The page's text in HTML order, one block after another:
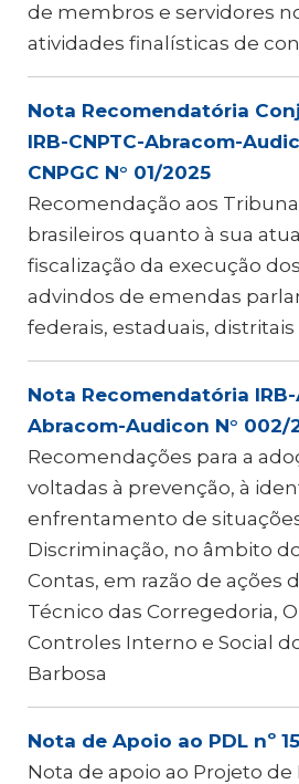
de membros e servidores
atividades finalísticas de
Nota Recomendatória
IRB-CNPTC-Abracom-
CNPGC N° 01/2025
Recomendação aos
brasileiros quanto à sua
fiscalização da execução
advindos de emendas
federais, estaduais,
Nota Recomendatória
Abracom-Audicon N° 002/
Recomendações para a
voltadas à prevenção, à
enfrentamento de
Discriminação, no âmbito
Contas, em razão de ações
Técnico das Corregedoria,
Controles Interno e Social
Barbosa
Nota de Apoio ao PDL nº
Nota de apoio ao Projeto de